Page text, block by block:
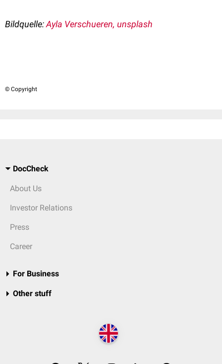
Bildquelle:Ayla Verschueren, unsplash
© Copyright
DocCheck
About Us
Investor Relations
Press
Career
For Business
Other stuff